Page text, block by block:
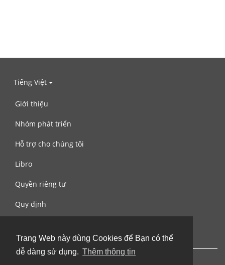
Trang Web này dùng Cookies để Bạn có thể
dễ dàng sử dụng. Thêm thông tin
Tiếng Việt
Giới thiệu
Nhóm phát triển
Hỗ trợ cho chúng tôi
Libro
Quyền riêng tư
Quy định